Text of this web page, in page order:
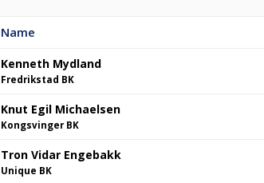
Name
Kenneth Mydland
Fredrikstad BK
Knut Egil Michaelsen
Kongsvinger BK
Tron Vidar Engebakk
Unique BK